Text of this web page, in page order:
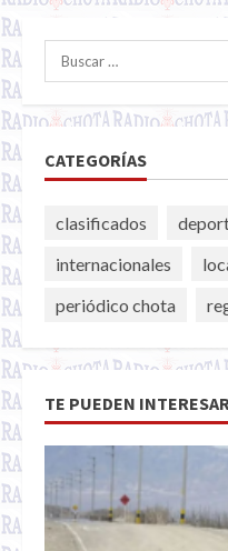
Buscar:
CATEGORÍAS
clasificados
internacionales
periódico chota
TE PUEDEN